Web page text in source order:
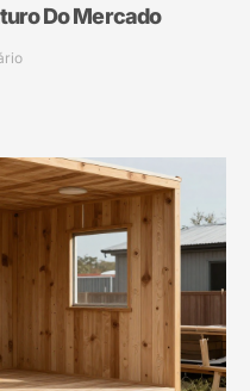
Do Mercado